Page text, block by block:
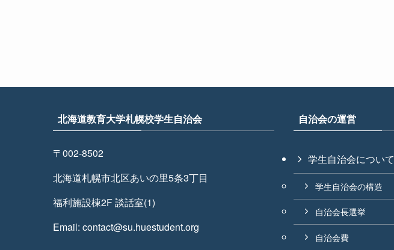
北海道教育大学札幌校学生自治会
〒002-8502
北海道札幌市北区あいの里5条3丁目
福利施設棟2F 談話室(1)
Email: contact@su.huestudent.org
自治会の運営
学生自治会について
学生自治会の構造
自治会長選挙
自治会費